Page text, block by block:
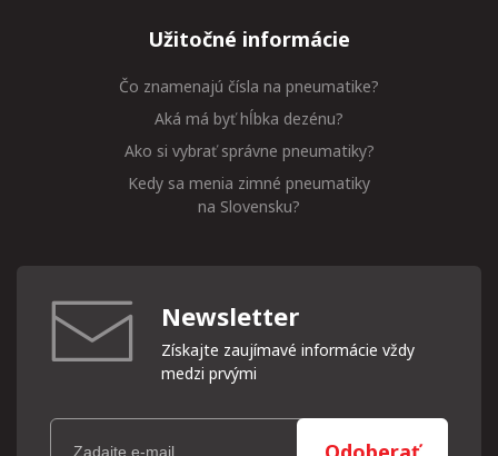
Užitočné informácie
Čo znamenajú čísla na pneumatike?
Aká má byť hĺbka dezénu?
Ako si vybrať správne pneumatiky?
Kedy sa menia zimné pneumatiky
na Slovensku?
Newsletter
Získajte zaujímavé informácie vždy
medzi prvými